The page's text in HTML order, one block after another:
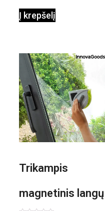
Į krepšelį
Trikampis
magnetinis langų